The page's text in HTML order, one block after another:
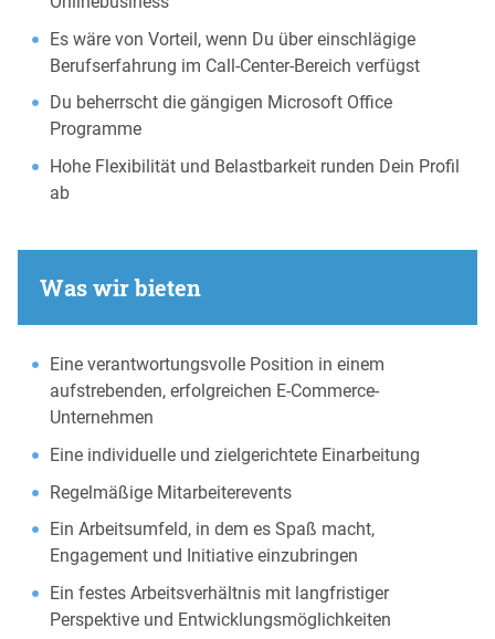
Es wäre von Vorteil, wenn Du über einschlägige
Berufserfahrung im Call-Center-Bereich verfügst
Du beherrscht die gängigen Microsoft Office
Programme
Hohe Flexibilität und Belastbarkeit runden Dein Profil
ab
Was wir bieten
Eine verantwortungsvolle Position in einem
aufstrebenden, erfolgreichen E-Commerce-
Unternehmen
Eine individuelle und zielgerichtete Einarbeitung
Regelmäßige Mitarbeiterevents
Ein Arbeitsumfeld, in dem es Spaß macht,
Engagement und Initiative einzubringen
Ein festes Arbeitsverhältnis mit langfristiger
Perspektive und Entwicklungsmöglichkeiten